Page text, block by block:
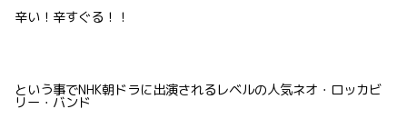
辛い！辛すぐる！！
という事でNHK朝ドラに出演されるレベルの人気ネオ・ロッカビ
リー・バンド